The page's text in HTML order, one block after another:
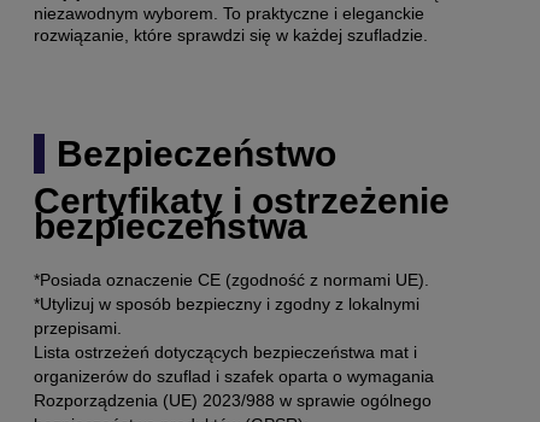
niezawodnym wyborem. To praktyczne i eleganckie
rozwiązanie, które sprawdzi się w każdej szufladzie.
Bezpieczeństwo
Certyfikaty i ostrzeżenie
bezpieczeństwa
*Posiada oznaczenie CE (zgodność z normami UE).
*Utylizuj w sposób bezpieczny i zgodny z lokalnymi
przepisami.
Lista ostrzeżeń dotyczących bezpieczeństwa mat i
organizerów do szuflad i szafek oparta o wymagania
Rozporządzenia (UE) 2023/988 w sprawie ogólnego